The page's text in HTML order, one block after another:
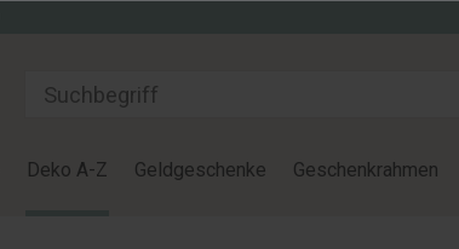
Deko A-Z Geldgeschenke Geschenkrahmen